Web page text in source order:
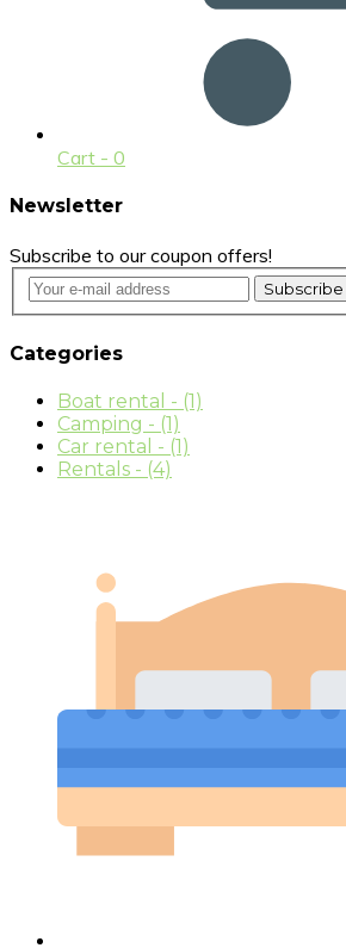
Cart - 0
Newsletter
Subscribe to our coupon offers!
Subscribe
Categories
Boat rental - (1)
Camping - (1)
Car rental - (1)
Rentals - (4)